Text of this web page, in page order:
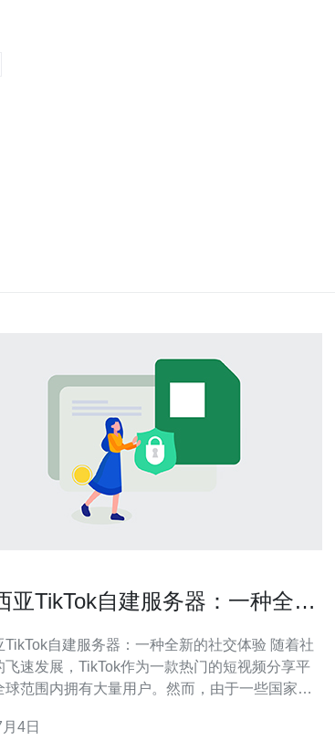
亚TikTok自建服务器：一种全新
自建服务器：一种全新的社交体验 随着社
飞速发展，TikTok作为一款热门的短视频分享平
球范围内拥有大量用户。然而，由于一些国家对
题，马来西亚推出了TikTok自建服务器，为用户
4日